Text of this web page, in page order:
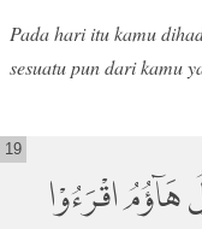
Pada hari itu kamu
sesuatu pun dari kamu
هَاۤؤُمُ اقْرَءُوْا
19